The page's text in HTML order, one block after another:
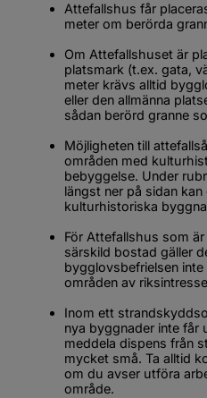
Attefallshus får
meter om berörda
Om Attefallshuset är
platsmark (t.ex. gata,
meter krävs alltid
eller den allmänna
sådan berörd granne
Möjligheten till
områden med
bebyggelse. Under
längst ner på sidan
kulturhistoriska
För Attefallshus som
särskild bostad gäller
bygglovsbefrielsen
områden av
Inom ett
nya byggnader inte får
meddela dispens från
mycket små. Ta alltid
om du avser utföra
område.